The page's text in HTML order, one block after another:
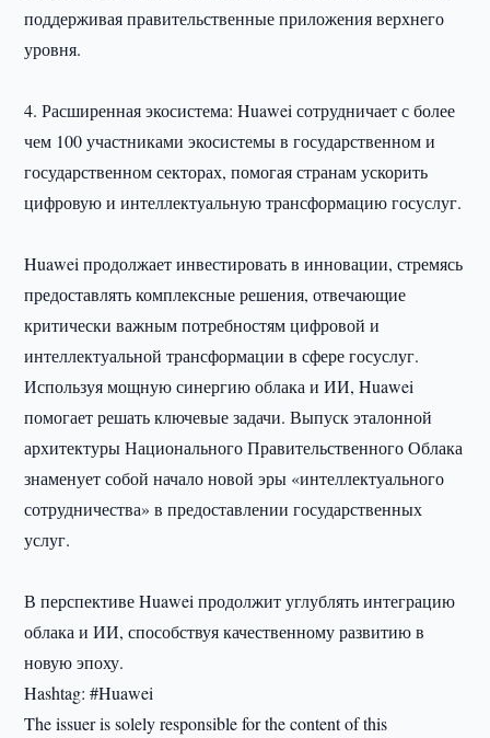
поддерживая правительственные приложения верхнего
уровня.
4. Расширенная экосистема: Huawei сотрудничает с более
чем 100 участниками экосистемы в государственном и
государственном секторах, помогая странам ускорить
цифровую и интеллектуальную трансформацию госуслуг.
Huawei продолжает инвестировать в инновации, стремясь
предоставлять комплексные решения, отвечающие
критически важным потребностям цифровой и
интеллектуальной трансформации в сфере госуслуг.
Используя мощную синергию облака и ИИ, Huawei
помогает решать ключевые задачи. Выпуск эталонной
архитектуры Национального Правительственного Облака
знаменует собой начало новой эры «интеллектуального
сотрудничества» в предоставлении государственных
услуг.
В перспективе Huawei продолжит углублять интеграцию
облака и ИИ, способствуя качественному развитию в
новую эпоху.
Hashtag: #Huawei
The issuer is solely responsible for the content of this